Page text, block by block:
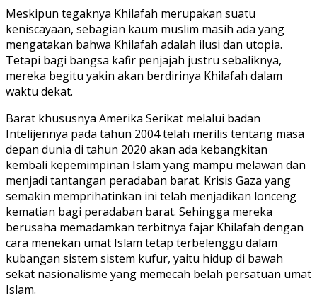
Meskipun tegaknya Khilafah merupakan suatu
keniscayaan, sebagian kaum muslim masih ada yang
mengatakan bahwa Khilafah adalah ilusi dan utopia.
Tetapi bagi bangsa kafir penjajah justru sebaliknya,
mereka begitu yakin akan berdirinya Khilafah dalam
waktu dekat.
Barat khususnya Amerika Serikat melalui badan
Intelijennya pada tahun 2004 telah merilis tentang masa
depan dunia di tahun 2020 akan ada kebangkitan
kembali kepemimpinan Islam yang mampu melawan dan
menjadi tantangan peradaban barat. Krisis Gaza yang
semakin memprihatinkan ini telah menjadikan lonceng
kematian bagi peradaban barat. Sehingga mereka
berusaha memadamkan terbitnya fajar Khilafah dengan
cara menekan umat Islam tetap terbelenggu dalam
kubangan sistem sistem kufur, yaitu hidup di bawah
sekat nasionalisme yang memecah belah persatuan umat
Islam.